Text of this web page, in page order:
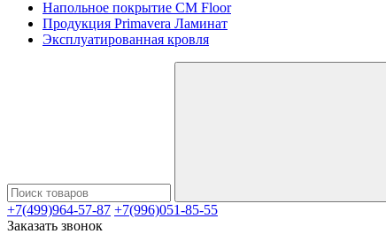
Напольное покрытие CM Floor
Продукция Primavera Ламинат
Эксплуатированная кровля
+7(499)964-57-87 +7(996)051-85-55
Заказать звонок